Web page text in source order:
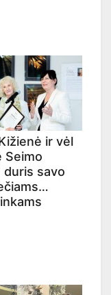
ir vėl
Seimo
duris savo